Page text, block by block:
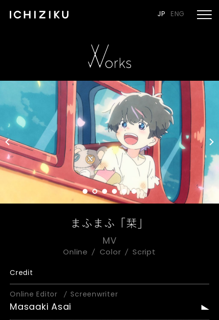
JP ENG
まふまふ「栞」
MV
Online Color Script
Credit
Online Editor Screenwriter
Masaaki Asai